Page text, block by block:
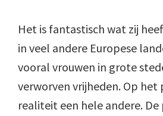
Het is fantastisch wat zij
in veel andere Europese
vooral vrouwen in grote
verworven vrijheden. Op
realiteit een hele andere. De